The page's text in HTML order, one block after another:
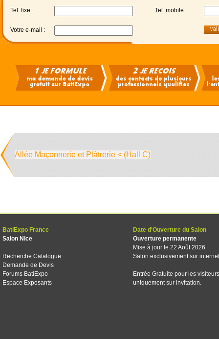
Tel. fixe : Tel. mobile :
Votre e-mail :
Allée Maçonnerie et Plâtrerie < (Hall C)
BatiExpo France
Salon Nice
Recherche Catalogue
Demande de Devis
Forums BatiExpo
Espace Exposants
Date d'Ouverture du Salon
Ouverture permanente
Mise à jour le 22 Août 2026
Salon exclusivement sur internet
Entrée Gratuite pour les visiteurs
uniquement sur invitation.